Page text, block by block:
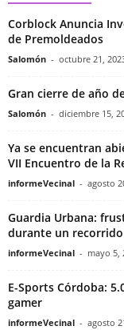
Corblock Anuncia
de Premoldeados
Salomón - octubre 21,
Gran cierre de año
Salomón - diciembre 15,
Ya se encuentran
VII Encuentro de la
informeVecinal - agosto
Guardia Urbana:
durante un
informeVecinal - mayo 5,
E-Sports Córdoba:
gamer
informeVecinal - agosto